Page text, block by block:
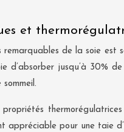
et
remarquables de la soie
d’absorber jusqu’à 30%
appréciable pour une taie